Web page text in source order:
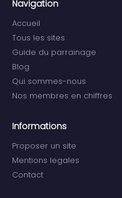
Navigation
Accueil
Tous les sites
Guide du parrainage
Blog
Qui sommes-nous
Nos membres en chiffres
Informations
Proposer un site
Mentions legales
Contact